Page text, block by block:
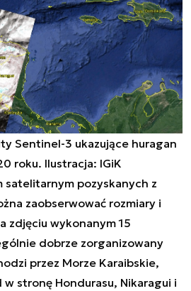
Sentinel-3 ukazujące huragan
roku. Ilustracja: IGiK
satelitarnym pozyskanych z
zaobserwować rozmiary i
zdjęciu wykonanym 15
dobrze zorganizowany
przez Morze Karaibskie,
w stronę Hondurasu, Nikaragui i